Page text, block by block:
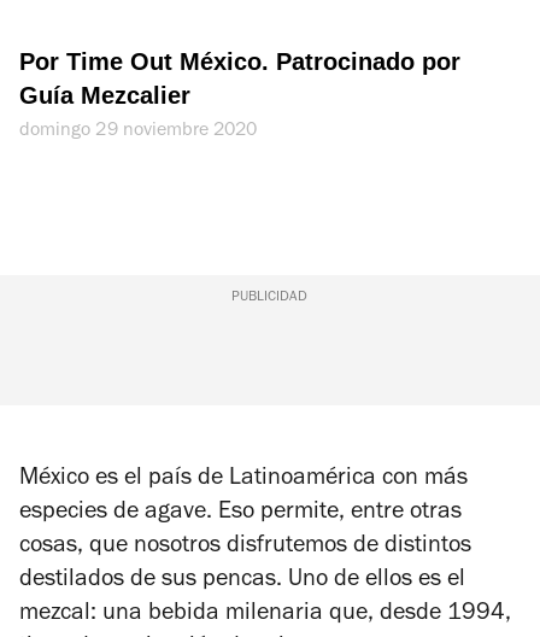
Por Time Out México. Patrocinado por
Guía Mezcalier
domingo 29 noviembre 2020
PUBLICIDAD
México es el país de Latinoamérica con más
especies de agave. Eso permite, entre otras
cosas, que nosotros disfrutemos de distintos
destilados de sus pencas. Uno de ellos es el
mezcal: una bebida milenaria que, desde 1994,